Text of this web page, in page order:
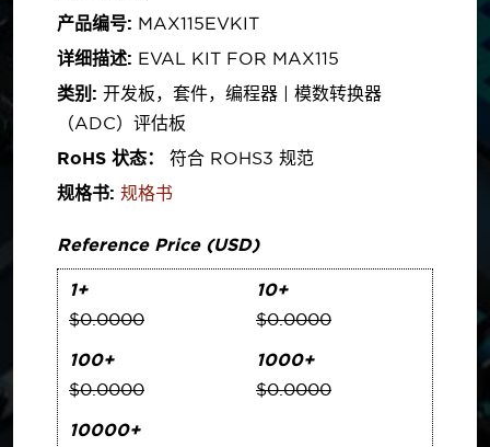
产品编号: MAX115EVKIT
详细描述: EVAL KIT FOR MAX115
类别: 开发板，套件，编程器 | 模数转换器
（ADC）评估板
RoHS 状态：
符合 ROHS3 规范
规格书: 规格书
Reference Price (USD)
1+
$0.0000
10+
$0.0000
100+
$0.0000
1000+
$0.0000
10000+